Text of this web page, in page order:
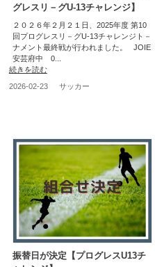
グレスリ－グU-13チャレンジ】
２０２６年２月２１日、2025年度 第10
回プログレスリ－グU-13チャレンジト－
ナメント最終戦が行われました。 JOIE
安芸府中 0...
続きを読む
2026-02-23
サッカー
振替日が決定【プログレスU13チ